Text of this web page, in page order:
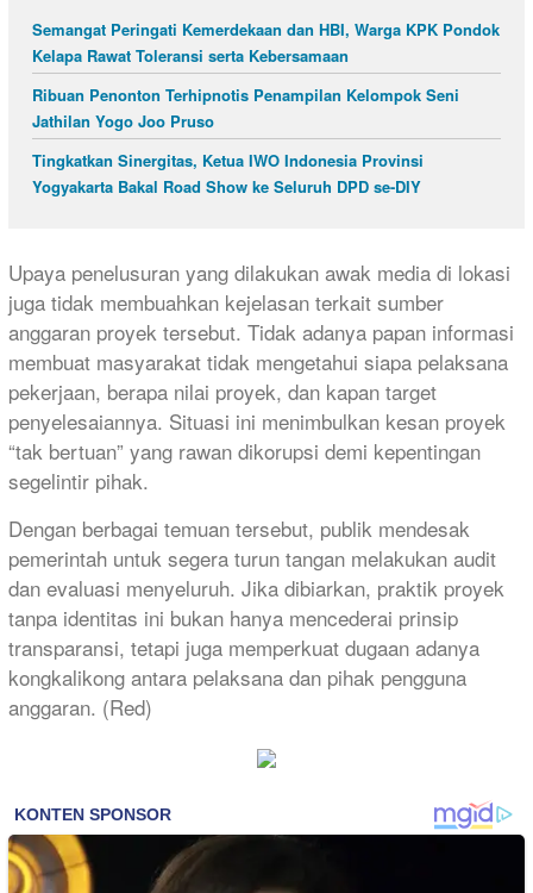
Semangat Peringati Kemerdekaan dan HBI, Warga KPK Pondok
Kelapa Rawat Toleransi serta Kebersamaan
Ribuan Penonton Terhipnotis Penampilan Kelompok Seni
Jathilan Yogo Joo Pruso
Tingkatkan Sinergitas, Ketua IWO Indonesia Provinsi
Yogyakarta Bakal Road Show ke Seluruh DPD se-DIY
Upaya penelusuran yang dilakukan awak media di lokasi
juga tidak membuahkan kejelasan terkait sumber
anggaran proyek tersebut. Tidak adanya papan informasi
membuat masyarakat tidak mengetahui siapa pelaksana
pekerjaan, berapa nilai proyek, dan kapan target
penyelesaiannya. Situasi ini menimbulkan kesan proyek
“tak bertuan” yang rawan dikorupsi demi kepentingan
segelintir pihak.
Dengan berbagai temuan tersebut, publik mendesak
pemerintah untuk segera turun tangan melakukan audit
dan evaluasi menyeluruh. Jika dibiarkan, praktik proyek
tanpa identitas ini bukan hanya mencederai prinsip
transparansi, tetapi juga memperkuat dugaan adanya
kongkalikong antara pelaksana dan pihak pengguna
anggaran. (Red)